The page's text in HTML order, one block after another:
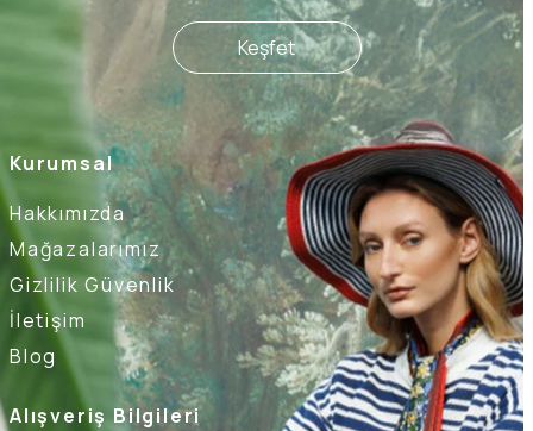
Kurumsal
Hakkımızda
Mağazalarımız
Gizlilik Güvenlik
İletişim
Blog
Alışveriş Bilgileri
Keşfet